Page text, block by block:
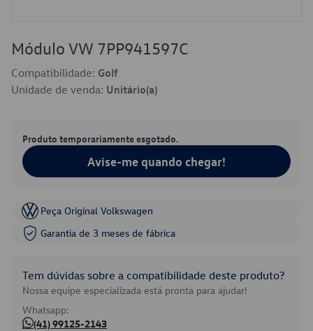
Módulo VW 7PP941597C
Compatibilidade: Golf
Unidade de venda: Unitário(a)
Produto temporariamente esgotado.
Avise-me quando chegar!
Peça Original Volkswagen
Garantia de 3 meses de fábrica
Tem dúvidas sobre a compatibilidade deste produto?
Nossa equipe especializada está pronta para ajudar!
Whatsapp:
(41) 99125-2143